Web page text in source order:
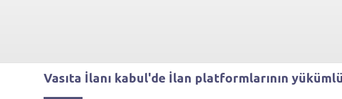
Vasıta İlanı kabul'de İlan platformlarının